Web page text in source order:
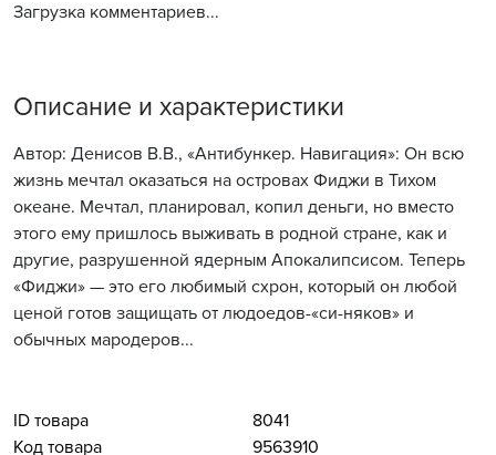
Загрузка комментариев...
Описание и характеристики
Автор: Денисов В.В., «Антибункер. Навигация»: Он всю
жизнь мечтал оказаться на островах Фиджи в Тихом
океане. Мечтал, планировал, копил деньги, но вместо
этого ему пришлось выживать в родной стране, как и
другие, разрушенной ядерным Апокалипсисом. Теперь
«Фиджи» — это его любимый схрон, который он любой
ценой готов защищать от людоедов-«си-няков» и
обычных мародеров...
ID товара
8041
Код товара
9563910